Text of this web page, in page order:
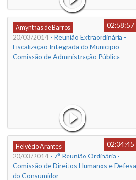
Amynthas de Barros
02:58:57
20/03/2014 - Reunião Extraordinária -
Fiscalização Integrada do Município -
Comissão de Administração Pública
Helvécio Arantes
02:34:45
20/03/2014 - 7ª Reunião Ordinária -
Comissão de Direitos Humanos e Defesa
do Consumidor